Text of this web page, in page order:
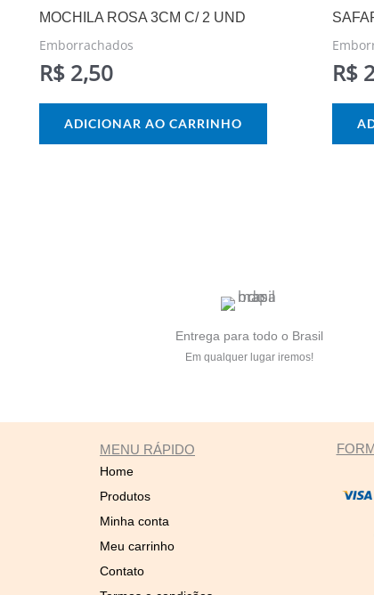
MOCHILA ROSA 3CM C/ 2 UND
Emborrachados
R$ 2,50
ADICIONAR AO CARRINHO
R$
Entrega para todo o Brasil
Em qualquer lugar iremos!
MENU RÁPIDO
Home
Produtos
Minha conta
Meu carrinho
Contato